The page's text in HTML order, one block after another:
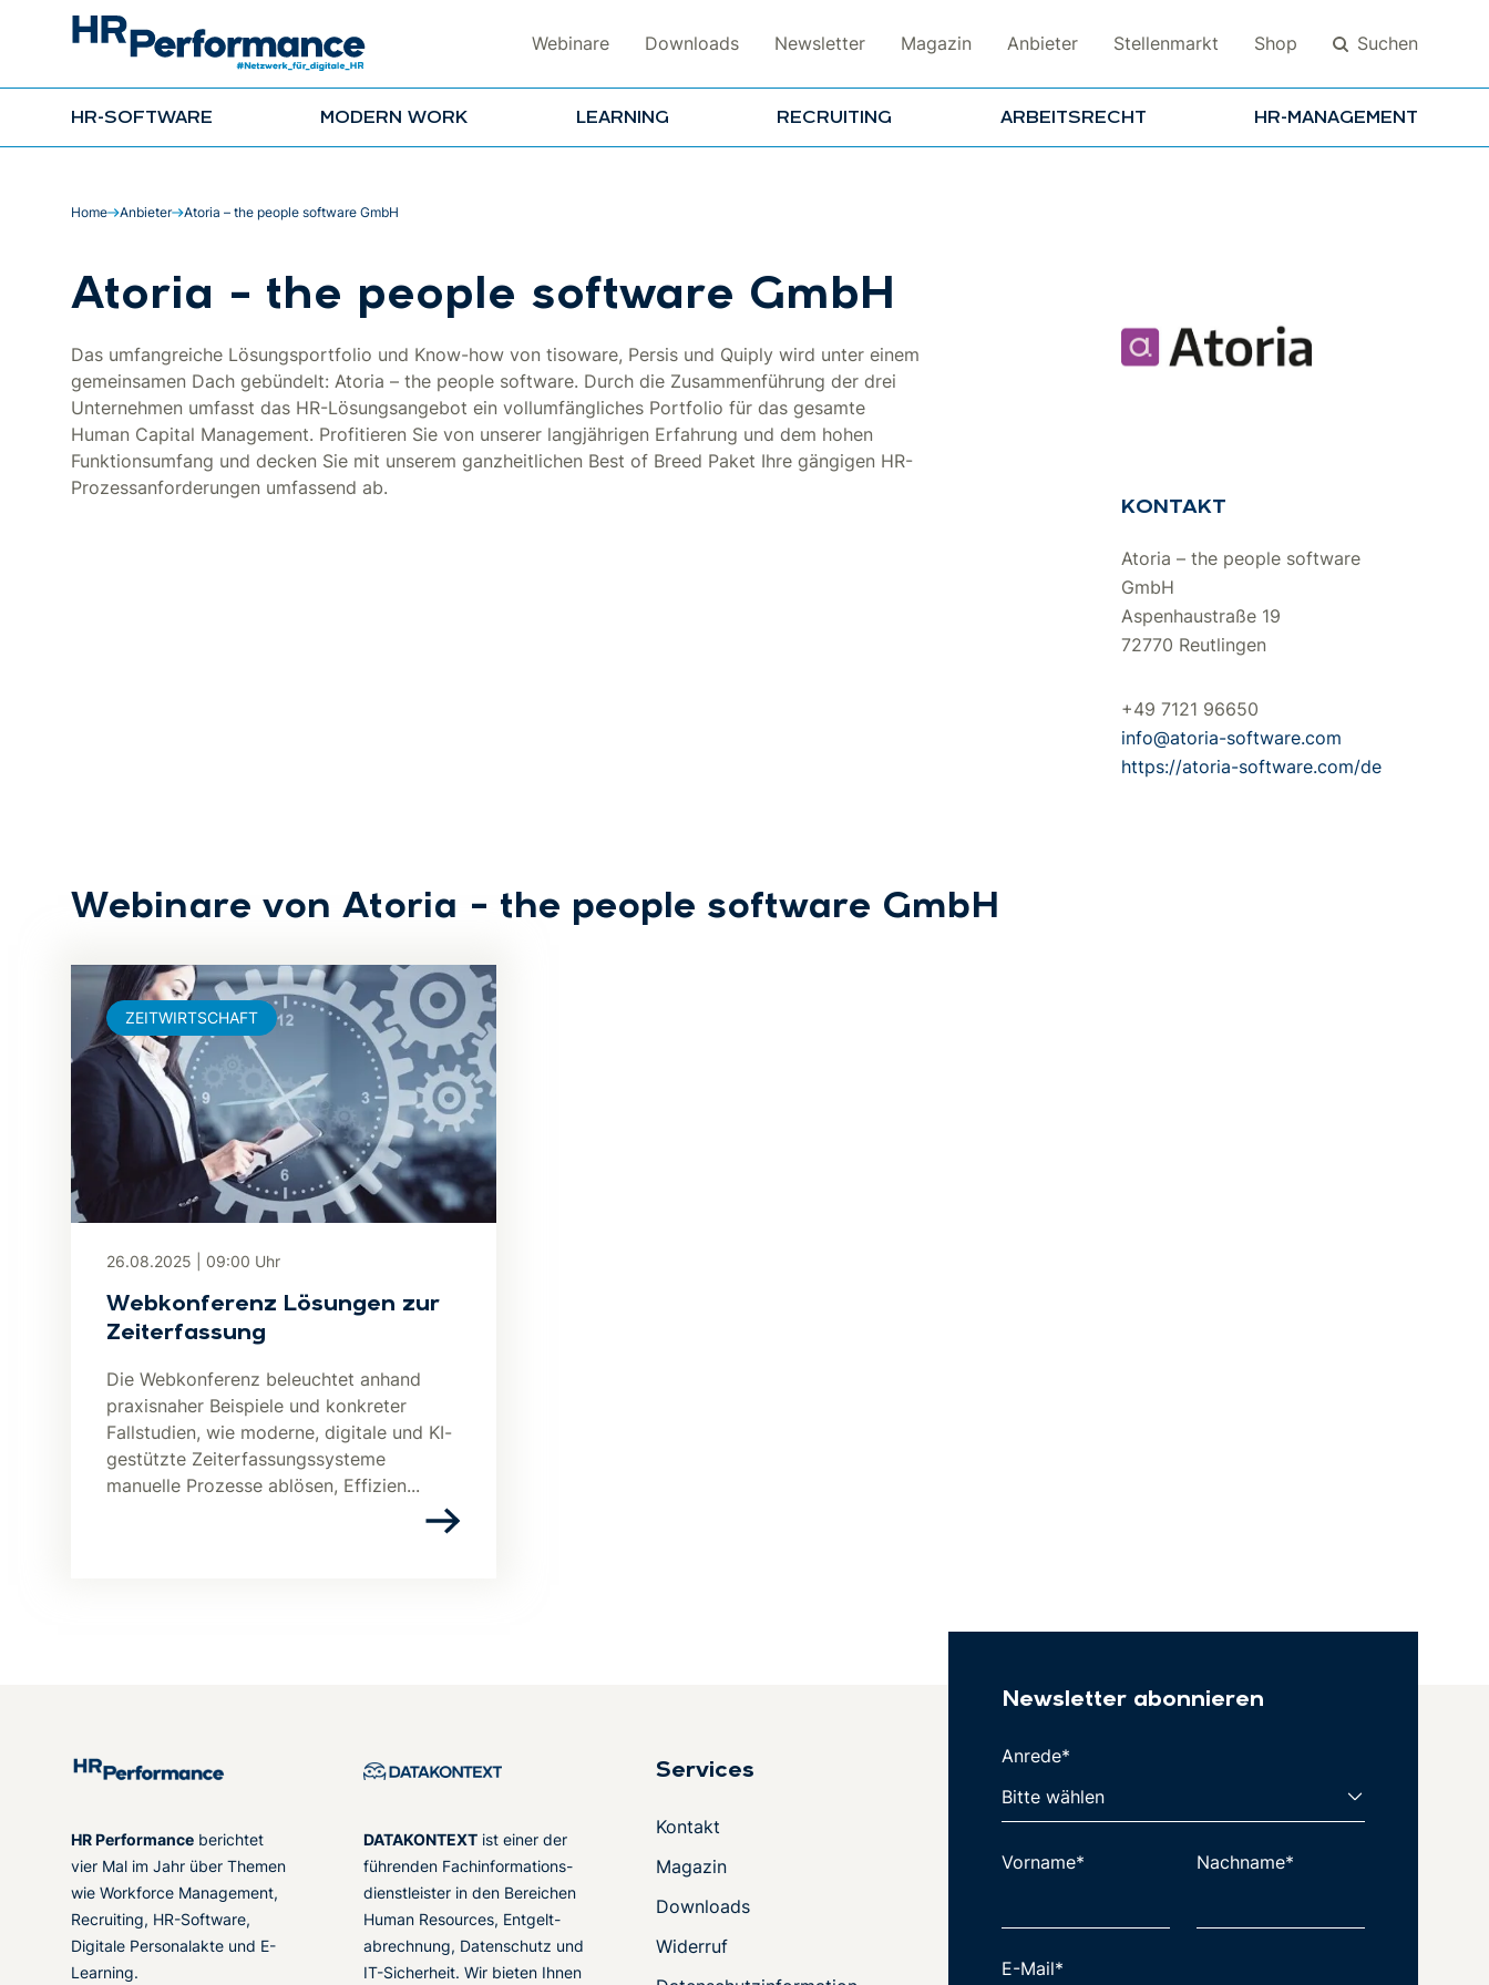
Webinare Downloads Newsletter Magazin Anbieter Stellenmarkt Shop Suchen
HR-SOFTWARE MODERN WORK LEARNING RECRUITING ARBEITSRECHT HR-MANAGEMENT
Home Anbieter Atoria – the people software GmbH
Atoria – the people software GmbH
Das umfangreiche Lösungsportfolio und Know-how von tisoware, Persis und Quiply wird unter einem
gemeinsamen Dach gebündelt: Atoria – the people software. Durch die Zusammenführung der drei
Unternehmen umfasst das HR-Lösungsangebot ein vollumfängliches Portfolio für das gesamte
Human Capital Management. Profitieren Sie von unserer langjährigen Erfahrung und dem hohen
Funktionsumfang und decken Sie mit unserem ganzheitlichen Best of Breed Paket Ihre gängigen HR-
Prozessanforderungen umfassend ab.
KONTAKT
Atoria – the people software
GmbH
Aspenhaustraße 19
72770 Reutlingen
+49 7121 96650
info@atoria-software.com
https://atoria-software.com/de
Webinare von Atoria – the people software GmbH
26.08.2025 09:00 Uhr
Webkonferenz Lösungen zur
Zeiterfassung
Die Webkonferenz beleuchtet anhand
praxisnaher Beispiele und konkreter
Fallstudien, wie moderne, digitale und KI-
gestützte Zeiterfassungssysteme
manuelle Prozesse ablösen, Effizien...
ZEITWIRTSCHAFT
HR Performance berichtet
vier Mal im Jahr über Themen
wie Workforce Management,
Recruiting, HR-Software,
Digitale Personalakte und E-
Learning.
DATAKONTEXT ist einer der
führenden Fachinformations-
dienstleister in den Bereichen
Human Resources, Entgelt-
abrechnung, Datenschutz und
IT-Sicherheit. Wir bieten Ihnen
Services
Kontakt
Magazin
Downloads
Widerruf
Newsletter abonnieren
Anrede*
Vorname* Nachname*
E-Mail*